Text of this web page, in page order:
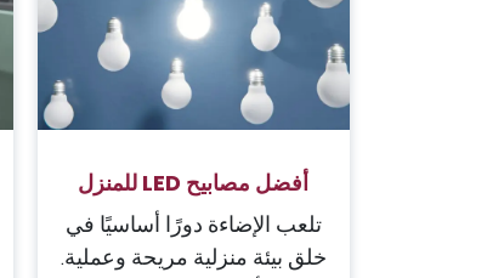
أفضل مصابيح LED للمنزل
تلعب الإضاءة دورًا أساسيًا في
خلق بيئة منزلية مريحة وعملية.